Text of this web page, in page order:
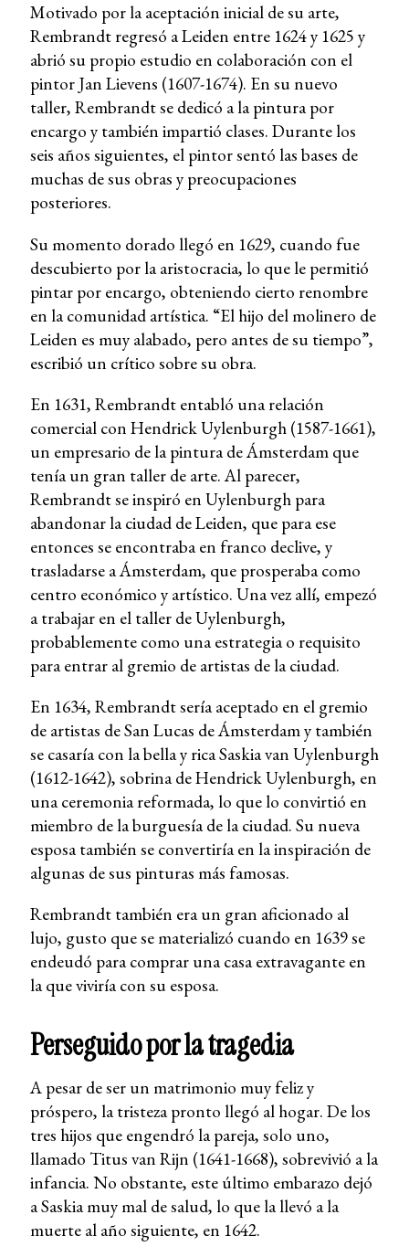
Motivado por la aceptación inicial de su arte,
Rembrandt regresó a Leiden entre 1624 y 1625 y
abrió su propio estudio en colaboración con el
pintor Jan Lievens (1607-1674). En su nuevo
taller, Rembrandt se dedicó a la pintura por
encargo y también impartió clases. Durante los
seis años siguientes, el pintor sentó las bases de
muchas de sus obras y preocupaciones
posteriores.
Su momento dorado llegó en 1629, cuando fue
descubierto por la aristocracia, lo que le permitió
pintar por encargo, obteniendo cierto renombre
en la comunidad artística. “El hijo del molinero de
Leiden es muy alabado, pero antes de su tiempo”,
escribió un crítico sobre su obra.
En 1631, Rembrandt entabló una relación
comercial con Hendrick Uylenburgh (1587-1661),
un empresario de la pintura de Ámsterdam que
tenía un gran taller de arte. Al parecer,
Rembrandt se inspiró en Uylenburgh para
abandonar la ciudad de Leiden, que para ese
entonces se encontraba en franco declive, y
trasladarse a Ámsterdam, que prosperaba como
centro económico y artístico. Una vez allí, empezó
a trabajar en el taller de Uylenburgh,
probablemente como una estrategia o requisito
para entrar al gremio de artistas de la ciudad.
En 1634, Rembrandt sería aceptado en el gremio
de artistas de San Lucas de Ámsterdam y también
se casaría con la bella y rica Saskia van Uylenburgh
(1612-1642), sobrina de Hendrick Uylenburgh, en
una ceremonia reformada, lo que lo convirtió en
miembro de la burguesía de la ciudad. Su nueva
esposa también se convertiría en la inspiración de
algunas de sus pinturas más famosas.
Rembrandt también era un gran aficionado al
lujo, gusto que se materializó cuando en 1639 se
endeudó para comprar una casa extravagante en
la que viviría con su esposa.
Perseguido por la tragedia
A pesar de ser un matrimonio muy feliz y
próspero, la tristeza pronto llegó al hogar. De los
tres hijos que engendró la pareja, solo uno,
llamado Titus van Rijn (1641-1668), sobrevivió a la
infancia. No obstante, este último embarazo dejó
a Saskia muy mal de salud, lo que la llevó a la
muerte al año siguiente, en 1642.